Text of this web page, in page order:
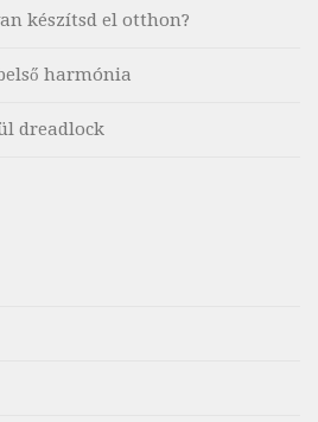
készítsd el otthon?
harmónia
dreadlock